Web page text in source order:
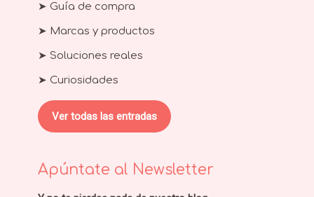
➤ Guía de compra
➤ Marcas y productos
➤ Soluciones reales
➤ Curiosidades
Ver todas las entradas
Apúntate al Newsletter